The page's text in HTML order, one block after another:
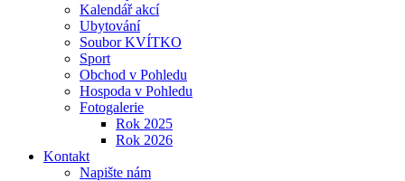
Kalendář akcí
Ubytování
Soubor KVÍTKO
Sport
Obchod v Pohledu
Hospoda v Pohledu
Fotogalerie
Rok 2025
Rok 2026
Kontakt
Napište nám